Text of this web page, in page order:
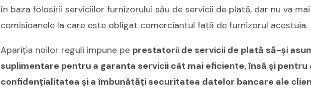
în baza folosirii serviciilor furnizorului său de servicii de plată, dar nu va
comisioanele la care este obligat comerciantul față de furnizorul acestuia.
Apariția noilor reguli impune pe prestatorii de servicii de plată să-și
suplimentare pentru a garanta servicii cât mai eficiente, însă și pentru
confidențialitatea și a îmbunătăți securitatea datelor bancare ale